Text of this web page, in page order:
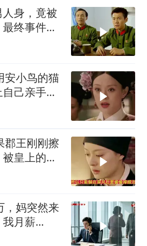
身，竟被
终事件酿
安小鸟的猫
己亲手杖
郡王刚刚擦
皇上的到
，妈突然来
月薪